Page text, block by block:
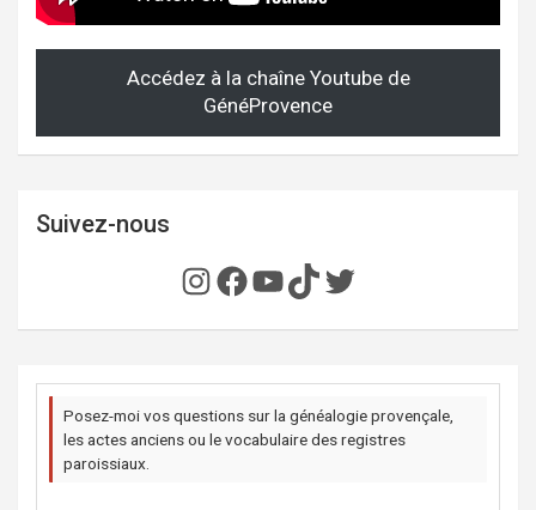
Accédez à la chaîne Youtube de
GénéProvence
Suivez-nous
Instagram
Facebook
YouTube
TikTok
Twitter
Posez-moi vos questions sur la généalogie provençale,
les actes anciens ou le vocabulaire des registres
paroissiaux.